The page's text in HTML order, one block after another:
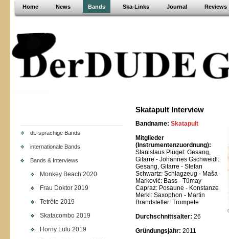
Home News Bands Ska-Links Journal Reviews
dt.-sprachige Bands
internationale Bands
Bands & Interviews
Monkey Beach 2020
Frau Doktor 2019
Tetrête 2019
Skatacombo 2019
Horny Lulu 2019
Skatapult Interview
Bandname: Skatapult
Mitglieder
(Instrumentenzuordnung):
Stanislaus Plügel: Gesang,
Gitarre - Johannes Gschweidl:
Gesang, Gitarre - Stefan
Schwartz: Schlagzeug - Maša
Marković: Bass - Tümay
Capraz: Posaune - Konstanze
Merkl: Saxophon - Martin
Brandstetter: Trompete
Durchschnittsalter: 26
Gründungsjahr: 2011